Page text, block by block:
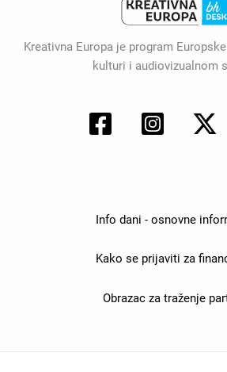
Kreativna Europa je program
kulturi i audiovizualnom
Info dani - osnovne
Kako se prijaviti za
Obrazac za traženje